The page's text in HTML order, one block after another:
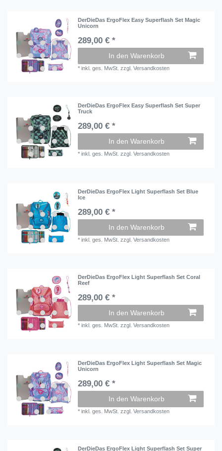
DerDieDas ErgoFlex Easy Superflash Set Magic
Unicorn
289,00 € *
In den Warenkorb
*inkl. ges. MwSt. zzgl.Versandkosten
DerDieDas ErgoFlex Easy Superflash Set Super
Truck
289,00 € *
In den Warenkorb
*inkl. ges. MwSt. zzgl.Versandkosten
DerDieDas ErgoFlex Light Superflash Set Blue
Ice
289,00 € *
In den Warenkorb
*inkl. ges. MwSt. zzgl.Versandkosten
DerDieDas ErgoFlex Light Superflash Set Coral
Reef
289,00 € *
In den Warenkorb
*inkl. ges. MwSt. zzgl.Versandkosten
DerDieDas ErgoFlex Light Superflash Set Magic
Unicorn
289,00 € *
In den Warenkorb
*inkl. ges. MwSt. zzgl.Versandkosten
DerDieDas ErgoFlex Light Superflash Set Super